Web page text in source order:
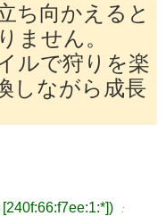
ち向かえると
ません。
ルで狩りを楽
しながら成長
：